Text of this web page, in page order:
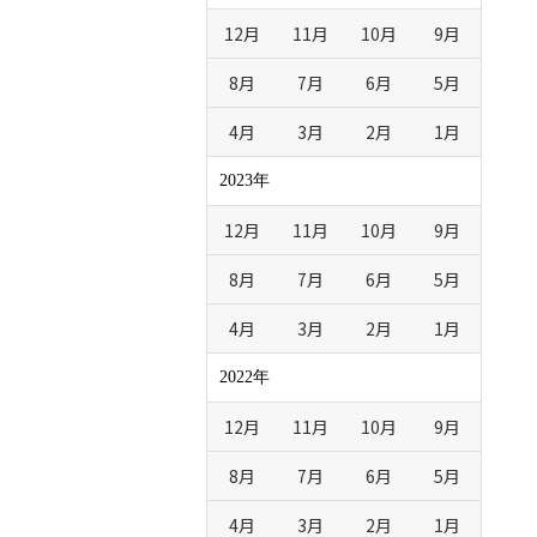
12月 11月 10月 9月
8月 7月 6月 5月
4月 3月 2月 1月
2023年
12月 11月 10月 9月
8月 7月 6月 5月
4月 3月 2月 1月
2022年
12月 11月 10月 9月
8月 7月 6月 5月
4月 3月 2月 1月